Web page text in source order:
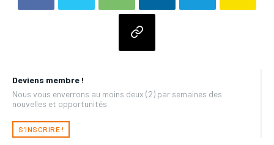
Deviens membre !
Nous vous enverrons au moins deux (2) par semaines des
nouvelles et opportunités
S'INSCRIRE !